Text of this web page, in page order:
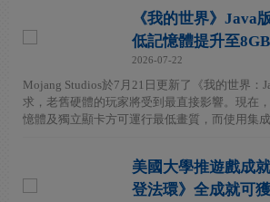
《我的世界》Java
低記憶體提升至8GB
2026-07-22
Mojang Studios於7月21日更新了《我的世界：
求，老舊硬體的玩家將受到最直接影響。現在
憶體及獨立顯卡方可運行最低畫質，而使用集
美國大學推遊戲成
登法環》全成就可